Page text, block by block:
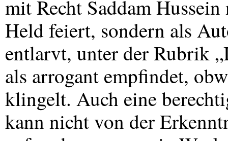
mit Recht Saddam
Held feiert, sondern als
entlarvt, unter der Rubrik
als arrogant empfindet,
klingelt. Auch eine
kann nicht von der